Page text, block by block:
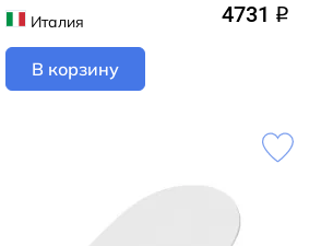
Италия
4731 q
В корзину